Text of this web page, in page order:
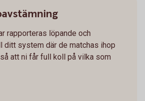
rapporteras löpande och
ditt system där de matchas ihop
att ni får full koll på vilka som